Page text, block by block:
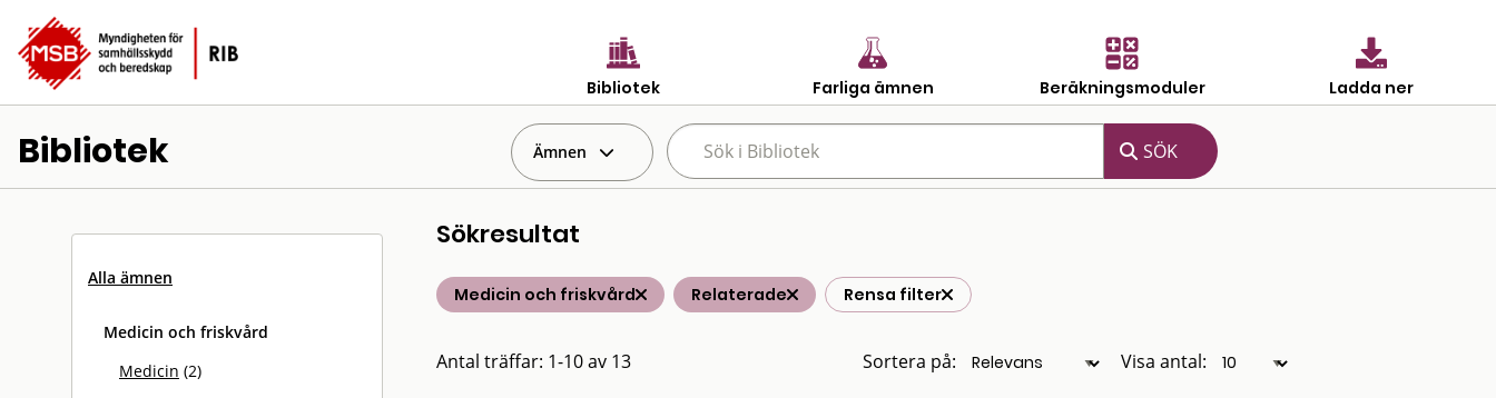
Bibliotek Farliga ämnen Beräkningsmoduler Ladda ner
Bibliotek Ämnen
Alla ämnen
Medicin och friskvård
Medicin (2)
Sökresultat
Medicin och friskvård Relaterade Rensa filter
Antal träffar: 1-10 av 13 Sortera på: Visa antal: